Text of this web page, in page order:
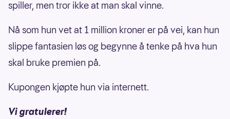
spiller, men tror ikke at man skal vinne.
Nå som hun vet at 1 million kroner er på vei, kan hun
slippe fantasien løs og begynne å tenke på hva hun
skal bruke premien på.
Kupongen kjøpte hun via internett.
Vi gratulerer!